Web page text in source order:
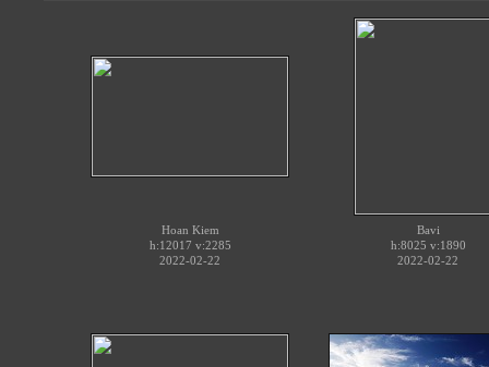
Hoan Kiem
h:12017 v:2285
2022-02-22
Bavi
h:8025 v:1890
2022-02-22